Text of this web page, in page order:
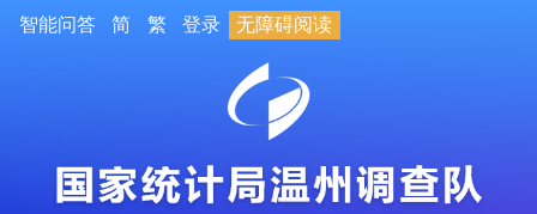
智能问答 简 繁 登录 无障碍阅读